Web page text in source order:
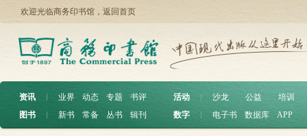
欢迎光临商务印书馆， 返回首页
资讯 ︱ 业界 动态 专题
书评
图书
︱ 新书 常备 丛书 辑刊
活动 沙龙 公益
培训
数字
电子书 数据库 APP